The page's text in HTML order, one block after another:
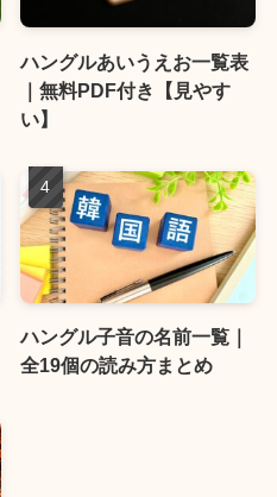
ハングルあいうえお一覧表
｜無料PDF付き【見やす
い】
ハングル子音の名前一覧｜
全19個の読み方まとめ